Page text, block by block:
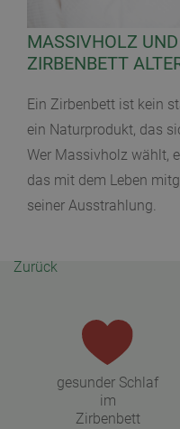
MASSIVHOLZ
ZIRBENBETT
Ein Zirbenbett ist kein
ein Naturprodukt, das
Wer Massivholz wählt,
das mit dem Leben
seiner Ausstrahlung.
Zurück
gesunder Schlaf
im
Zirbenbett